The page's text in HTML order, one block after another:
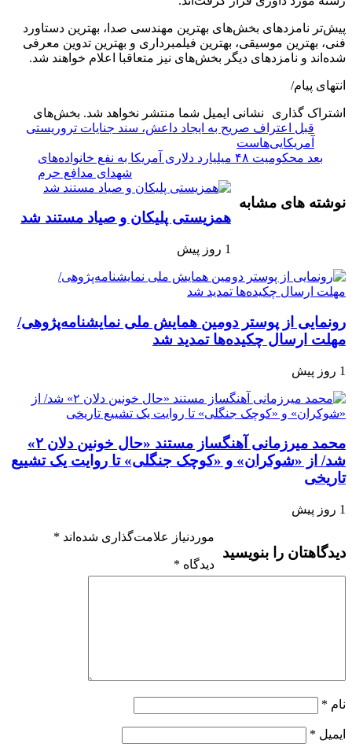
پیش‌تر نامزدهای بخش‌های بهترین مهندسی صدا، بهترین دستاورد
فنی، بهترین موسیقی، بهترین فیلمبرداری و بهترین تدوین معرفی
شده‌اند و نامزدهای دیگر بخش‌های نیز متعاقبا اعلام خواهند شد.
انتهای پیام/
اشتراک گذاری
قبل اعتراف صریح به ایجاد داعش، سند جنایات تروریستی
آمریکایی‌هاست
بعد
محکومیت ۴۸ میلیارد دلاری آمریکا به نفع خانواده‌های
شهدای مدافع حرم
نوشته های مشابه
همزیستی پلیکان و صیاد مستند شد
1 روز پیش
رونمایی از پوستر دومین همایش ملی نمایشنامه‌پژوهی/
مهلت ارسال چکیده‌ها تمدید شد
1 روز پیش
محمد میرزمانی آهنگساز مستند «حال خونین دلان ۲»
شد/ از «شوکران» و «کوچک جنگلی» تا روایت یک تشییع
تاریخی
1 روز پیش
دیدگاهتان را بنویسید
نشانی ایمیل شما منتشر نخواهد شد. بخش‌های
موردنیاز علامت‌گذاری شده‌اند *
دیدگاه *
نام *
ایمیل *